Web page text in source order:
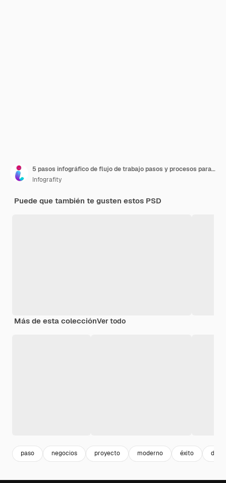
5 pasos infográfico de flujo de trabajo pasos y procesos para presentaciones o planificación de proyectos
Infografity
Puede que también te gusten estos PSD
Más de esta colecciónVer todo
paso negocios proyecto moderno éxito